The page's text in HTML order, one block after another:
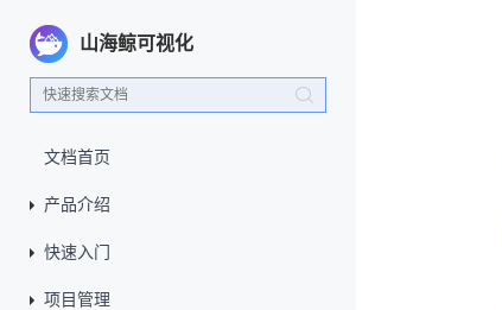
山海鲸可视化
文档首页
产品介绍
快速入门
项目管理